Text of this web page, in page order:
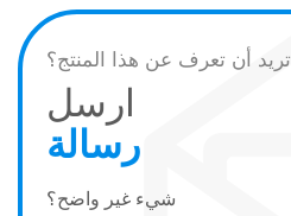
تريد أن تعرف عن هذا المنتج؟
ارسل
رسالة
شيء غير واضح؟